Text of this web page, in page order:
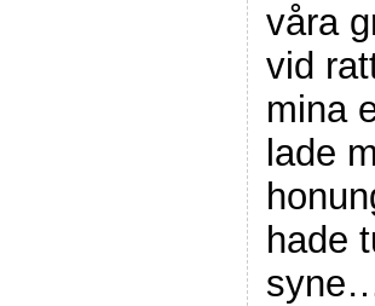
våra
vid
mina
lade
hade